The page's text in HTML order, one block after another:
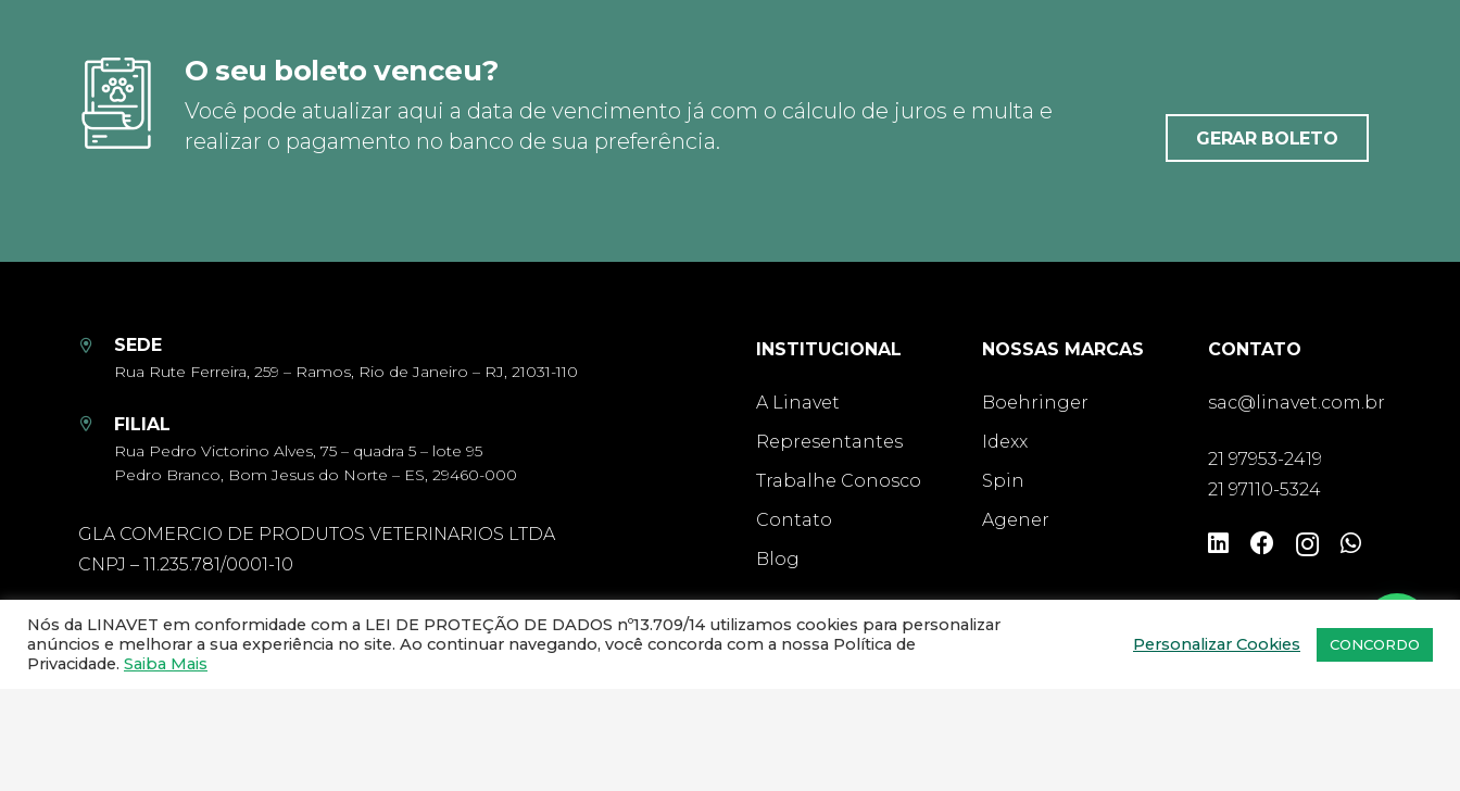
O seu boleto venceu?
Você pode atualizar aqui a data de vencimento já com o cálculo de juros e multa e
realizar o pagamento no banco de sua preferência.
GERAR BOLETO
SEDE
Rua Rute Ferreira, 259 – Ramos, Rio de Janeiro – RJ, 21031-110
FILIAL
Rua Pedro Victorino Alves, 75 – quadra 5 – lote 95
Pedro Branco, Bom Jesus do Norte – ES, 29460-000
GLA COMERCIO DE PRODUTOS VETERINARIOS LTDA
CNPJ – 11.235.781/0001-10
INSTITUCIONAL
A Linavet
Representantes
Trabalhe Conosco
Contato
Blog
NOSSAS MARCAS
Boehringer
Idexx
Spin
Agener
CONTATO
sac@linavet.com.br
21 97953-2419
21 97110-5324
Nós da LINAVET em conformidade com a LEI DE PROTEÇÃO DE DADOS nº13.709/14 utilizamos cookies para personalizar
anúncios e melhorar a sua experiência no site. Ao continuar navegando, você concorda com a nossa Política de
Privacidade. Saiba Mais
Personalizar Cookies CONCORDO